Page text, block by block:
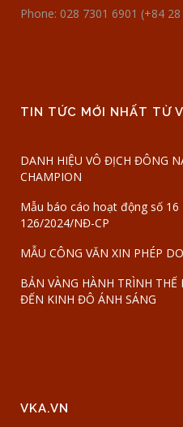
Phone: 028 7301 6901 (+84
TIN TỨC MỚI NHẤT TỪ
DANH HIỆU VÔ ĐỊCH ĐÔNG
CHAMPION
Mẫu báo cáo hoạt động số
126/2024/NĐ-CP
MẪU CÔNG VĂN XIN PHÉP
BẢN VÀNG HÀNH TRÌNH THẾ
ĐẾN KINH ĐÔ ÁNH SÁNG
VKA.VN